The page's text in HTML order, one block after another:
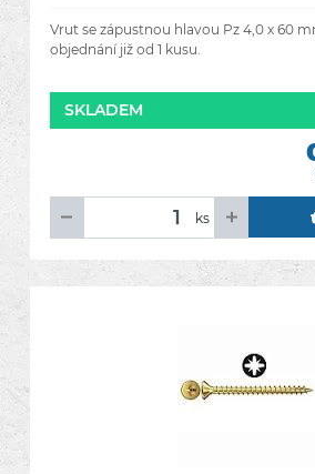
Vrut se zápustnou hlavou Pz 4,0 x 60
objednání již od 1 kusu.
SKLADEM
ks